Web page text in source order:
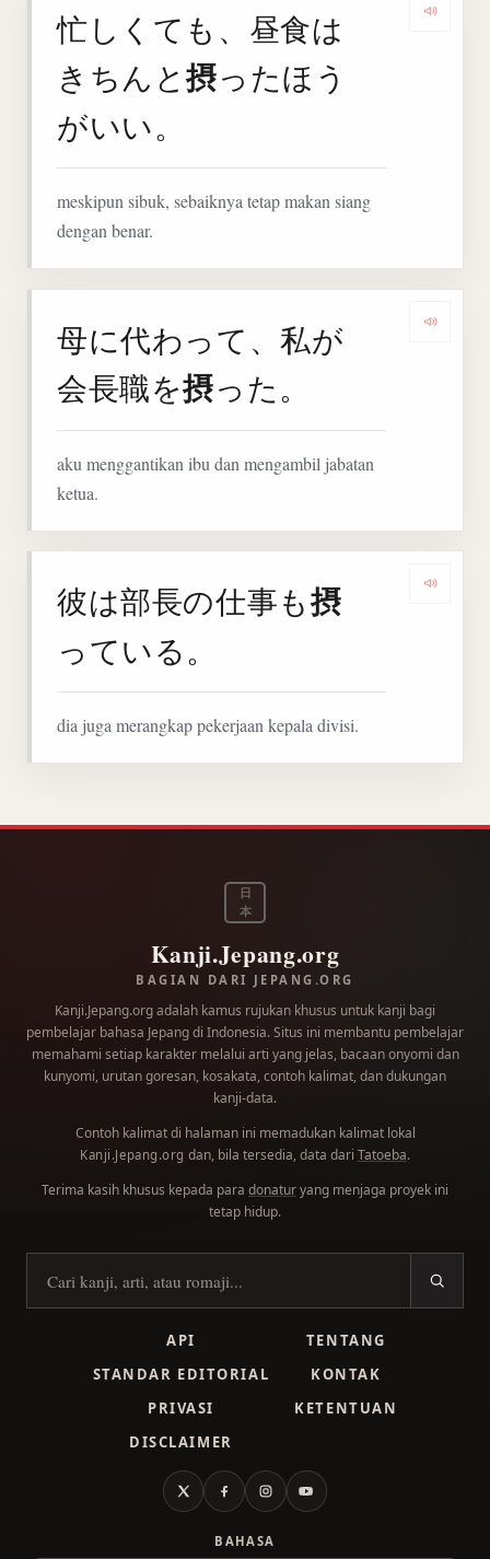
忙しくても、昼食は
きちんと摂ったほう
がいい。
meskipun sibuk, sebaiknya tetap makan siang
dengan benar.
母に代わって、私が
会長職を摂った。
aku menggantikan ibu dan mengambil jabatan
ketua.
彼は部長の仕事も摂
っている。
dia juga merangkap pekerjaan kepala divisi.
日
本
Kanji.Jepang.org
BAGIAN DARI JEPANG.ORG
Kanji.Jepang.org adalah kamus rujukan khusus untuk kanji bagi
pembelajar bahasa Jepang di Indonesia. Situs ini membantu pembelajar
memahami setiap karakter melalui arti yang jelas, bacaan onyomi dan
kunyomi, urutan goresan, kosakata, contoh kalimat, dan dukungan
kanji-data.
Contoh kalimat di halaman ini memadukan kalimat lokal
Kanji.Jepang.org dan, bila tersedia, data dari Tatoeba.
Terima kasih khusus kepada para donaturyang menjaga proyek ini
tetap hidup.
Cari kanji
API
TENTANG
STANDAR EDITORIAL
KONTAK
PRIVASI
KETENTUAN
DISCLAIMER
X FacebookInstagramYouTube
BAHASA